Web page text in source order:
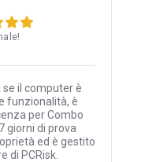
se il computer è
funzionalità, è
per Combo
giorni di prova
ed è gestito
di PCRisk.